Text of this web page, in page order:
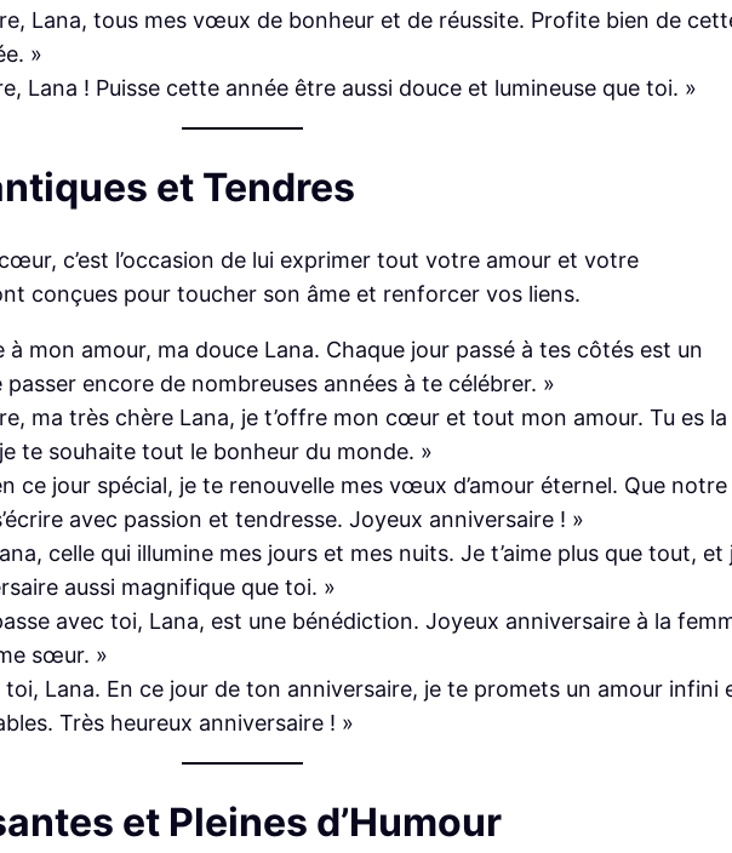
Lana, tous mes vœux de bonheur et de réussite. Profite bien de
»
Lana ! Puisse cette année être aussi douce et lumineuse que toi. »
et Tendres
c’est l’occasion de lui exprimer tout votre amour et votre
conçues pour toucher son âme et renforcer vos liens.
à mon amour, ma douce Lana. Chaque jour passé à tes côtés est un
passer encore de nombreuses années à te célébrer. »
ma très chère Lana, je t’offre mon cœur et tout mon amour. Tu es la
te souhaite tout le bonheur du monde. »
ce jour spécial, je te renouvelle mes vœux d’amour éternel. Que notre
avec passion et tendresse. Joyeux anniversaire ! »
celle qui illumine mes jours et mes nuits. Je t’aime plus que tout, et
aussi magnifique que toi. »
avec toi, Lana, est une bénédiction. Joyeux anniversaire à la
sœur. »
Lana. En ce jour de ton anniversaire, je te promets un amour infini
Très heureux anniversaire ! »
et Pleines d’Humour